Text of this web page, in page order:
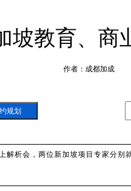
坡教育、商
作者：成都加成
规划
解析会，两位新加坡项目专家分别